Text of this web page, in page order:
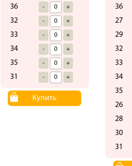
36 - +
32 - +
33 - +
34 - +
35 - +
31 - +
Купить
36
27
29
32
33
34
35
26
28
30
31